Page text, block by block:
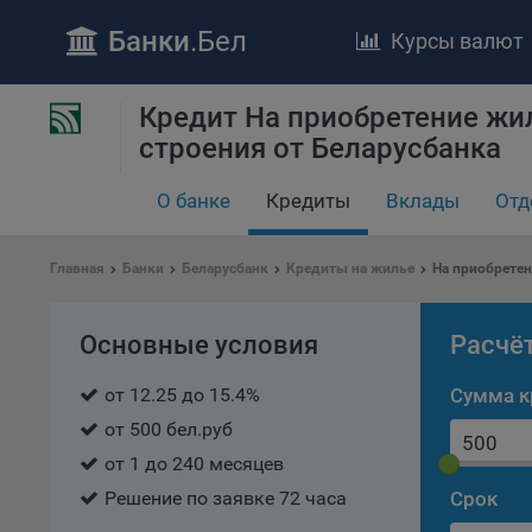
Банки.Бел Курсы валют
Кредит На приобретение
строения от Беларусбанка
О банке Кредиты Вклады
Главная Банки Беларусбанк Кредиты на жилье На
Основные условия
от 12.25 до 15.4%
от 500 бел.руб
от 1 до 240 месяцев
Решение по заявке 72 часа
Сумма
Срок